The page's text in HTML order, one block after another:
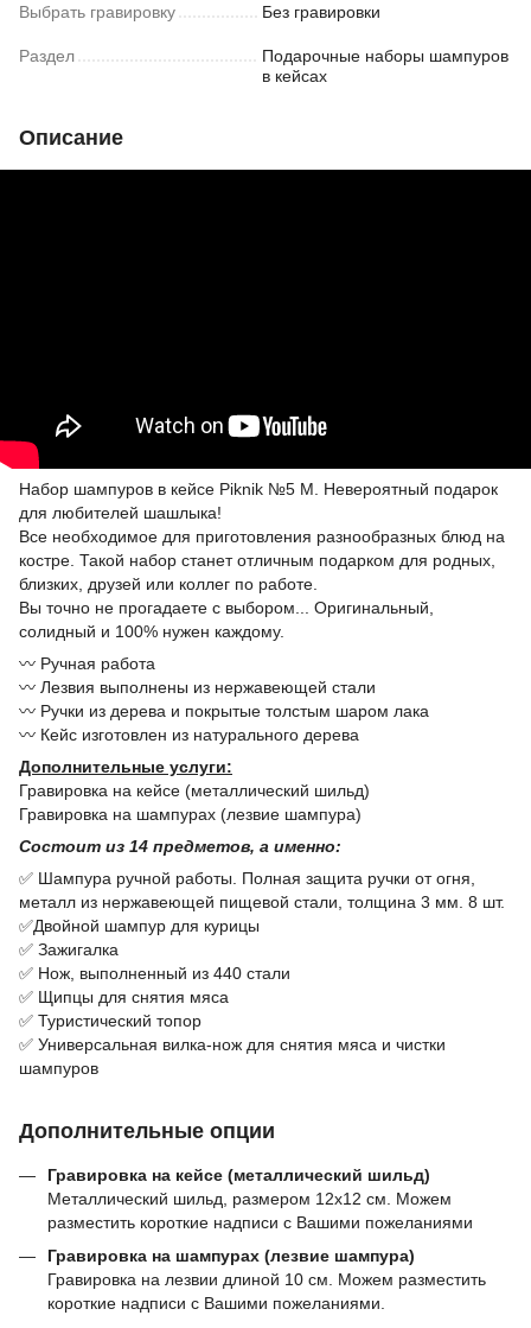
Выбрать гравировку Без гравировки
Раздел
Подарочные наборы шампуров
в кейсах
Описание
Набор шампуров в кейсе Piknik №5 M. Невероятный подарок
для любителей шашлыка!
Все необходимое для приготовления разнообразных блюд на
костре. Такой набор станет отличным подарком для родных,
близких, друзей или коллег по работе.
Вы точно не прогадаете с выбором... Оригинальный,
солидный и 100% нужен каждому.
〰️ Ручная работа
〰️ Лезвия выполнены из нержавеющей стали
〰️ Ручки из дерева и покрытые толстым шаром лака
〰️ Кейс изготовлен из натурального дерева
Дополнительные услуги:
Гравировка на кейсе (металлический шильд)
Гравировка на шампурах (лезвие шампура)
Состоит из 14 предметов, а именно:
✅ Шампура ручной работы. Полная защита ручки от огня,
металл из нержавеющей пищевой стали, толщина 3 мм. 8 шт.
✅Двойной шампур для курицы
✅ Зажигалка
✅ Нож, выполненный из 440 стали
✅ Щипцы для снятия мяса
✅ Туристический топор
✅ Универсальная вилка-нож для снятия мяса и чистки
шампуров
Дополнительные опции
Гравировка на кейсе (металлический шильд)
Металлический шильд, размером 12х12 см. Можем
разместить короткие надписи с Вашими пожеланиями
Гравировка на шампурах (лезвие шампура)
Гравировка на лезвии длиной 10 см. Можем разместить
короткие надписи с Вашими пожеланиями.